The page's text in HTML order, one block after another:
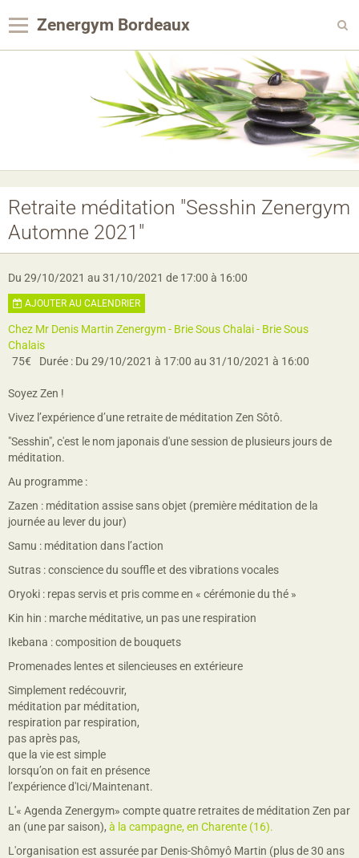
Zenergym Bordeaux
Votre compte
Album photo
Pages
Retraite méditation "Sesshin Zenergym
Automne 2021"
Du 29/10/2021 au 31/10/2021 de 17:00 à 16:00
AJOUTER AU CALENDRIER
Chez Mr Denis Martin Zenergym - Brie Sous Chalai - Brie Sous
Chalais
75€
Durée : Du 29/10/2021 à 17:00 au 31/10/2021 à 16:00
Soyez Zen !
Vivez l’expérience d’une retraite de méditation Zen Sôtô.
"Sesshin", c'est le nom japonais d'une session de plusieurs jours de
méditation.
Au programme :
Zazen : méditation assise sans objet (première méditation de la
journée au lever du jour)
Samu : méditation dans l’action
Sutras : conscience du souffle et des vibrations vocales
Oryoki : repas servis et pris comme en « cérémonie du thé »
Kin hin : marche méditative, un pas une respiration
Ikebana : composition de bouquets
Promenades lentes et silencieuses en extérieure
Simplement redécouvrir,
méditation par méditation,
respiration par respiration,
pas après pas,
que la vie est simple
lorsqu’on on fait en présence
l’expérience d'Ici/Maintenant.
L'« Agenda Zenergym» compte quatre retraites de méditation Zen par
an (une par saison), à la campagne, en Charente (16).
L'organisation est assurée par Denis-Shômyô Martin (plus de 30 ans